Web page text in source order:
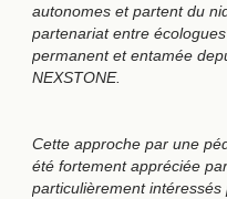
autonomes et partent du
partenariat entre
permanent et entamée
NEXSTONE.
Cette approche par une
été fortement appréciée
particulièrement